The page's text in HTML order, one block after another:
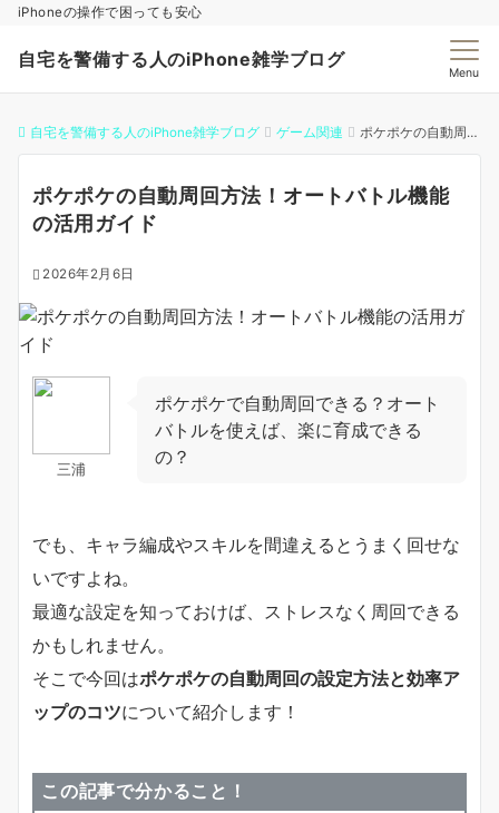
iPhoneの操作で困っても安心
自宅を警備する人のiPhone雑学ブログ
Menu
自宅を警備する人のiPhone雑学ブログ ゲーム関連 ポケポケの自動周回方法！オートバトル機能の活用ガイド
ポケポケの自動周回方法！オートバトル機能
の活用ガイド
2026年2月6日
三浦
ポケポケで自動周回できる？オート
バトルを使えば、楽に育成できる
の？
でも、キャラ編成やスキルを間違えるとうまく回せな
いですよね。
最適な設定を知っておけば、ストレスなく周回できる
かもしれません。
そこで今回はポケポケの自動周回の設定方法と効率ア
ップのコツについて紹介します！
この記事で分かること！